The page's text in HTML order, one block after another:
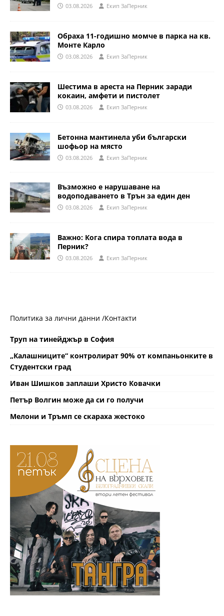
03.08.2026 Eкип ЗаПерник
Обраха 11-годишно момче в парка на кв.
Монте Карло
03.08.2026 Eкип ЗаПерник
Шестима в ареста на Перник заради
кокаин, амфети и пистолет
03.08.2026 Eкип ЗаПерник
Бетонна мантинела уби български
шофьор на място
03.08.2026 Eкип ЗаПерник
Възможно е нарушаване на
водоподаването в Трън за един ден
03.08.2026 Eкип ЗаПерник
Важно: Кога спира топлата вода в
Перник?
03.08.2026 Eкип ЗаПерник
Политика за лични данни /Контакти
Труп на тинейджър в София
„Калашниците“ контролират 90% от компаньонките в
Студентски град
Иван Шишков заплаши Христо Ковачки
Петър Волгин може да си го получи
Мелони и Тръмп се скараха жестоко